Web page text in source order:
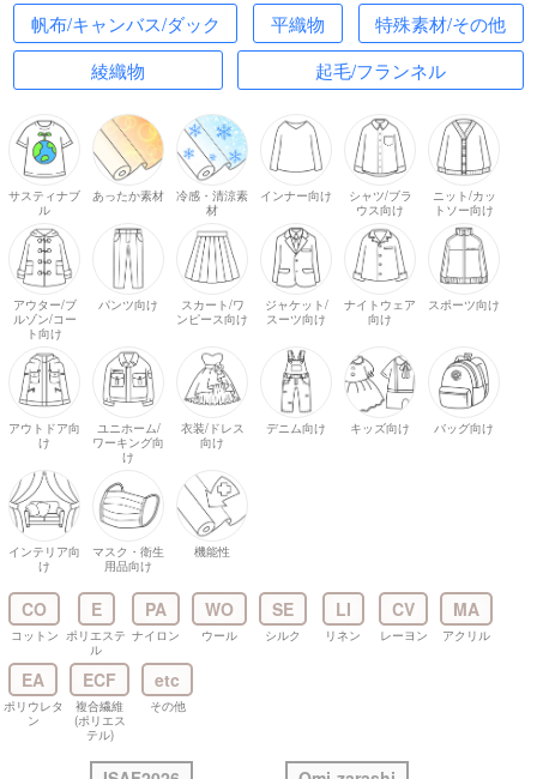
帆布/キャンバス/ダック 平織物
特殊素材/その他
綾織物
起毛/フランネル
サスティナブ
ル
あったか素材
冷感・清涼素
材
インナー向け
シャツ/ブラ
ウス向け
ニット/カッ
トソー向け
アウター/ブ
ルゾン/コー
ト向け
パンツ向け
スカート/ワ
ンピース向け
ジャケット/
スーツ向け
ナイトウェア
向け
スポーツ向け
アウトドア向
け
ユニホーム/
ワーキング向
け
衣装/ドレス
向け
デニム向け キッズ向け バッグ向け
インテリア向
け
マスク・衛生
用品向け
機能性
CO
コットン
E
ポリエステ
ル
PA
ナイロン
WO
ウール
SE
シルク
LI
リネン
CV
レーヨン
MA
アクリル
EA
ポリウレタ
ン
ECF
複合繊維
(ポリエス
テル)
etc
その他